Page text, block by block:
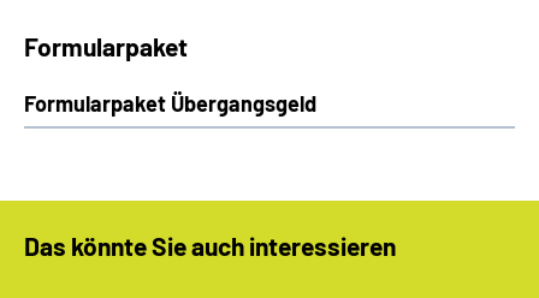
Formularpaket
Formularpaket Übergangsgeld
Das könnte Sie auch interessieren